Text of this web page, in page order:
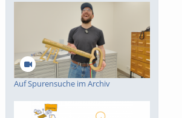
des KI
Innovative KI-
lernPause - Lehre Planen
und didaktische
Auf Spurensuche im Archiv